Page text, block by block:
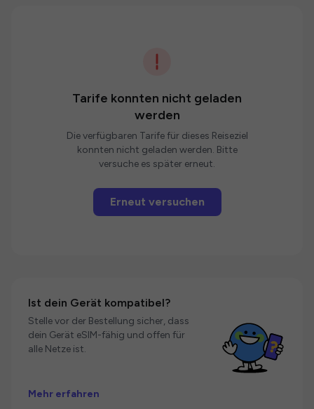
Tarife konnten nicht geladen
werden
Die verfügbaren Tarife für dieses Reiseziel
konnten nicht geladen werden. Bitte
versuche es später erneut.
Erneut versuchen
Ist dein Gerät kompatibel?
Stelle vor der Bestellung sicher, dass
dein Gerät eSIM-fähig und offen für
alle Netze ist.
Mehr erfahren